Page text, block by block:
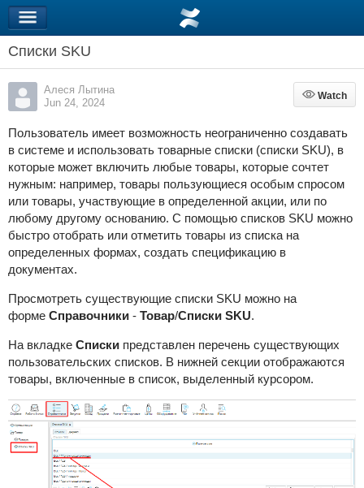
Списки SKU
Алеся Лытина
Jun 24, 2024
Watch
Watch
Пользователь имеет возможность неограниченно создавать
в системе и использовать товарные списки (списки SKU), в
которые может включить любые товары, которые сочтет
нужным: например, товары пользующиеся особым спросом
или товары, участвующие в определенной акции, или по
любому другому основанию. С помощью списков SKU можно
быстро отобрать или отметить товары из списка на
определенных формах, создать спецификацию в
документах.
Просмотреть существующие списки SKU можно на
форме Справочники - Товар/Списки SKU.
На вкладке Списки представлен перечень существующих
пользовательских списков. В нижней секции отображаются
товары, включенные в список, выделенный курсором.